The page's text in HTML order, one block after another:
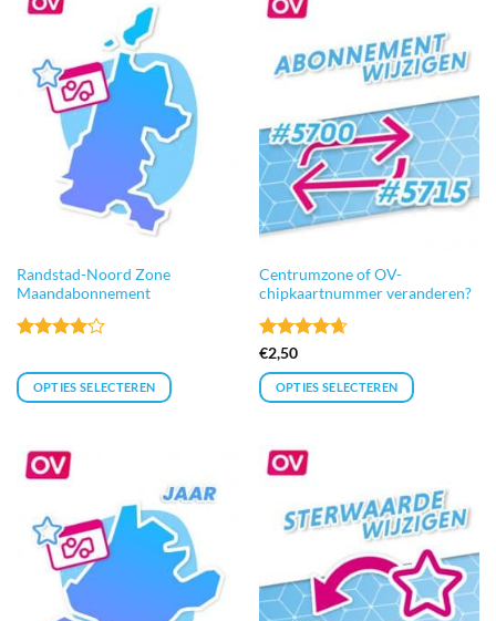
Randstad-Noord Zone
Maandabonnement
4.13uit
5
OPTIES SELECTEREN
Centrumzone of OV-
chipkaartnummer veranderen?
Gewaardeerd
4.67uit 5
€2,50
OPTIES SELECTEREN